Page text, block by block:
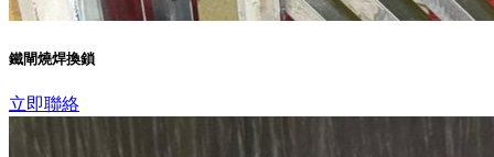
鐵閘燒焊換鎖
立即聯絡